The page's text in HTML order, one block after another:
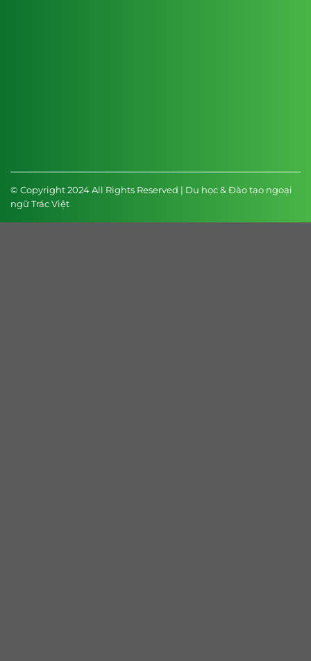
© Copyright 2024 All Rights Reserved | Du học & Đào tạo ngoại
ngữ Trác Việt